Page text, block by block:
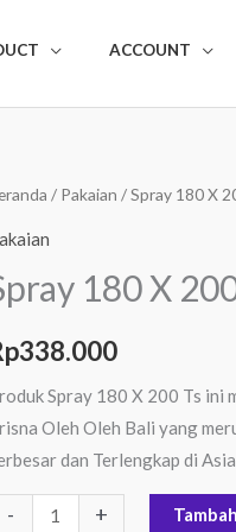
ACCOUNT
/ Pakaian / Spray 180 X
180 X
338.000
Spray 180 X 200 Ts ini
Oleh Oleh Bali yang
dan Terlengkap di
- +